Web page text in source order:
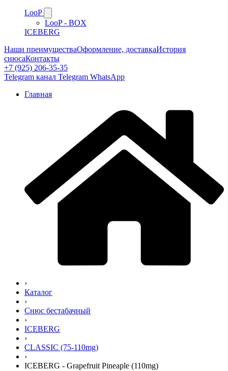
LooP
LooP - BOX
ICEBERG
Наши преимуществаОформление, доставкаИстория
снюсаКонтакты
+7 (925) 206-35-35
Telegram канал Telegram WhatsApp
Главная
›
Каталог
›
Снюс бестабачный
›
ICEBERG
›
CLASSIC (75-110mg)
›
ICEBERG - Grapefruit Pineaple (110mg)